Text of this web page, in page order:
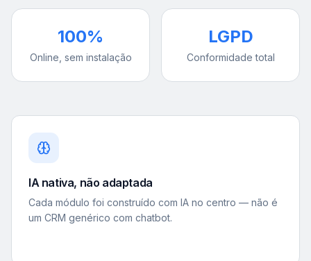
100%
Online, sem instalação
LGPD
Conformidade total
IA nativa, não adaptada
Cada módulo foi construído com IA no centro — não é
um CRM genérico com chatbot.